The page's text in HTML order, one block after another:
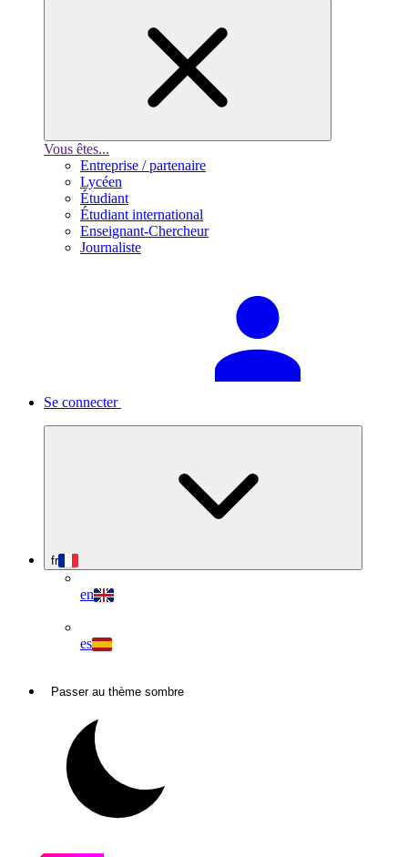
Vous êtes...
Entreprise / partenaire
Lycéen
Étudiant
Étudiant international
Enseignant-Chercheur
Journaliste
Se connecter
fr
en
es
Passer au thème sombre